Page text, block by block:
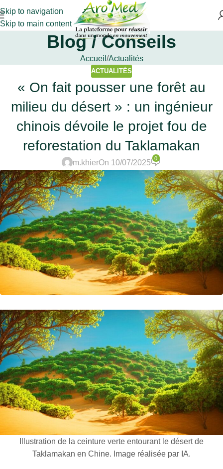
Skip to navigation
Skip to main content
Blog / Conseils
Accueil Actualités
ACTUALITÉS
« On fait pousser une forêt au
milieu du désert » : un ingénieur
chinois dévoile le projet fou de
reforestation du Taklamakan
m.khierOn 10/07/2025
0
Illustration de la ceinture verte entourant le désert de
Taklamakan en Chine. Image réalisée par IA.